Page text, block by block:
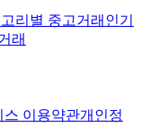
리별 중고거래 인기
래
스 이용약관개인정